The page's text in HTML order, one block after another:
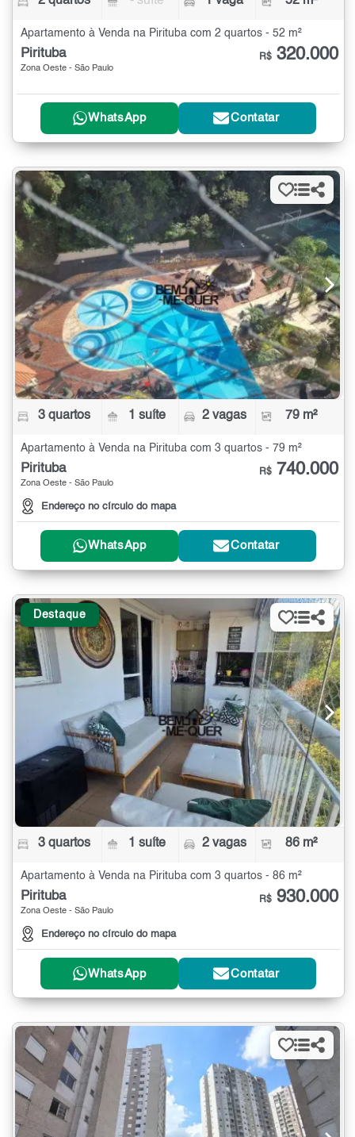
Apartamento à Venda na Pirituba com 2 quartos - 52 m²
Pirituba
Zona Oeste - São Paulo
R$ 320.000
WhatsApp Contatar
3 quartos 1 suíte 2 vagas 79 m²
Apartamento à Venda na Pirituba com 3 quartos - 79 m²
Pirituba
Zona Oeste - São Paulo
Endereço no círculo do mapa
R$ 740.000
WhatsApp Contatar
Destaque
3 quartos 1 suíte 2 vagas 86 m²
Apartamento à Venda na Pirituba com 3 quartos - 86 m²
Pirituba
Zona Oeste - São Paulo
Endereço no círculo do mapa
R$ 930.000
WhatsApp Contatar